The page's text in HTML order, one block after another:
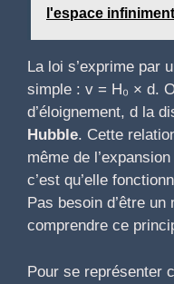
l'espace infiniment
La loi s’exprime par
simple : v = H₀ × d.
d’éloignement, d la
Hubble. Cette
même de
c’est qu’elle
Pas besoin d’être
comprendre ce
Pour se représenter